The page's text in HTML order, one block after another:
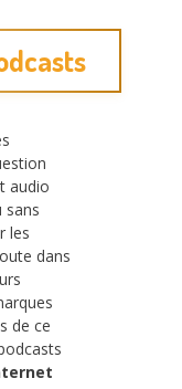
audio
sans
les
dans
de ce